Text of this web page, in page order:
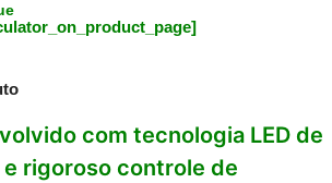
com tecnologia LED de
rigoroso controle de